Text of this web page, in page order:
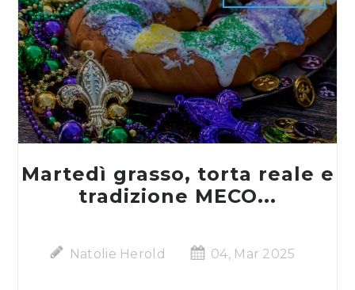
Martedì grasso, torta reale e
tradizione MECO...
Natolie Herold 04, Mar 2025